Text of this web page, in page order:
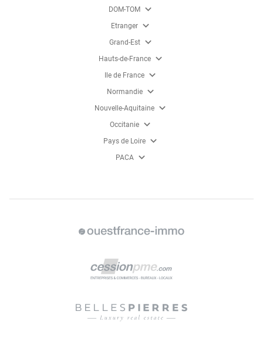
DOM-TOM expand_more
Etranger expand_more
Grand-Est expand_more
Hauts-de-France expand_more
Ile de France expand_more
Normandie expand_more
Nouvelle-Aquitaine expand_more
Occitanie expand_more
Pays de Loire expand_more
PACA expand_more